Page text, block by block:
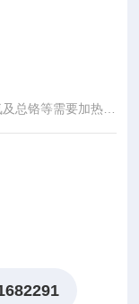
总铬等需要加热过
36个φ16mm的反